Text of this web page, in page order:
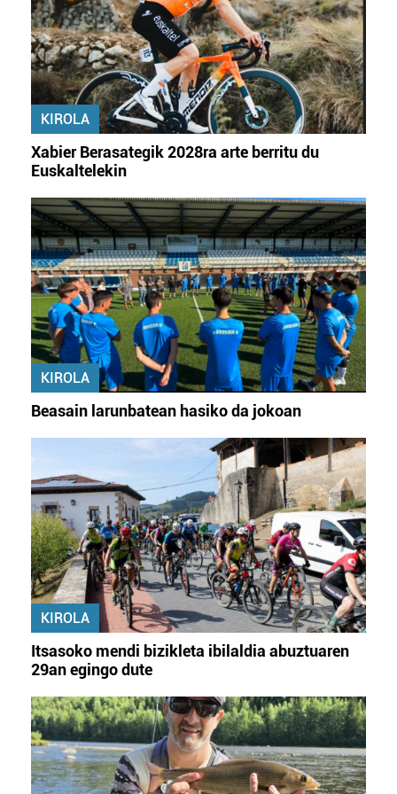
zerbitzuak hobetzeko asmoz, cookie teknologiaz
baliatzen gara. Ohar hau onartuz gero, teknologia hori
erabiltzeko baimen esplizitua ematen diguzu.Gehiago
irakurri
KIROLA
Xabier Berasategik 2028ra arte berritu du
Euskaltelekin
KIROLA
Beasain larunbatean hasiko da jokoan
KIROLA
Itsasoko mendi bizikleta ibilaldia abuztuaren
29an egingo dute